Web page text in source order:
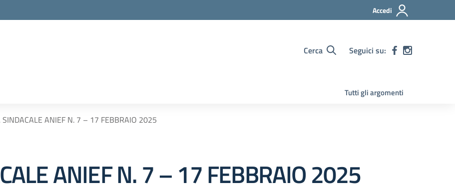
Accedi
Cerca Seguici su:
Tutti gli argomenti
SINDACALE ANIEF N. 7 – 17 FEBBRAIO 2025
ANIEF N. 7 – 17 FEBBRAIO 2025